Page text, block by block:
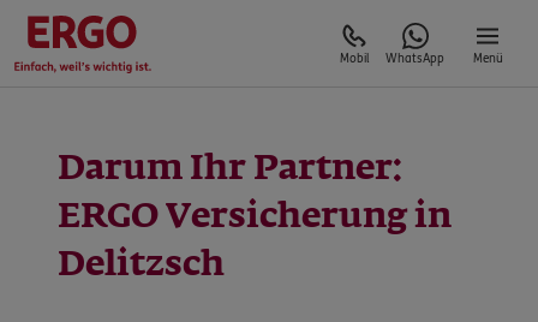
Mobil WhatsApp Menü
Darum Ihr Partner:
ERGO Versicherung in
Delitzsch